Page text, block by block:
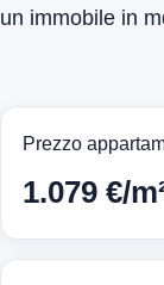
un immobile in
Prezzo
1.079 €/